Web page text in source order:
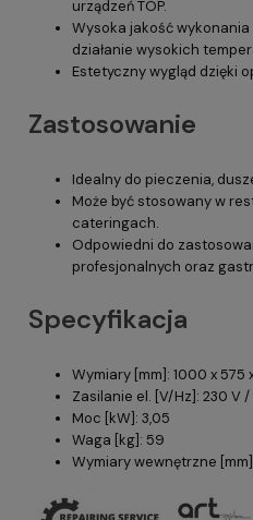
urządzeń TOP.
Wysoka jakość
działanie wysokich
Estetyczny wygląd dzięki
Zastosowanie
Idealny do pieczenia,
Może być stosowany w
cateringach.
Odpowiedni do
profesjonalnych oraz
Specyfikacja
Wymiary [mm]: 1000 x 575
Zasilanie el. [V/Hz]: 230 V /
Moc [kW]: 3,05
Waga [kg]: 59
Wymiary wewnętrzne